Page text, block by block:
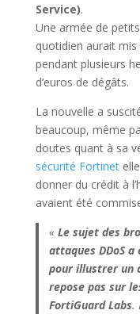
Service).
Une armée de
quotidien aurait
pendant plusieurs
d’euros de dégâts.
La nouvelle a
beaucoup, même
doutes quant à sa
sécurité Fortinet
donner du crédit à
avaient été
«Le sujet des
attaques DDoS
pour illustrer un
repose pas sur
FortiGuard Labs.